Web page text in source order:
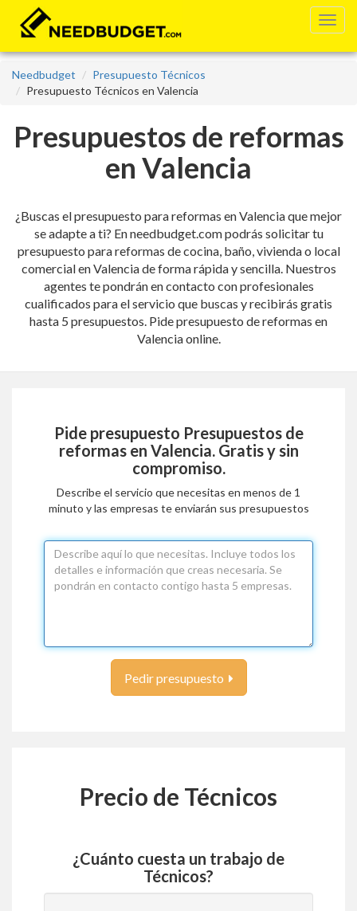
Needbudget
Presupuesto Técnicos
Presupuesto Técnicos en Valencia
Presupuestos de reformas
en Valencia
¿Buscas el presupuesto para reformas en Valencia que mejor
se adapte a ti? En needbudget.com podrás solicitar tu
presupuesto para reformas de cocina, baño, vivienda o local
comercial en Valencia de forma rápida y sencilla. Nuestros
agentes te pondrán en contacto con profesionales
cualificados para el servicio que buscas y recibirás gratis
hasta 5 presupuestos. Pide presupuesto de reformas en
Valencia online.
Pide presupuesto Presupuestos de
reformas en Valencia. Gratis y sin
compromiso.
Describe el servicio que necesitas en menos de 1
minuto y las empresas te enviarán sus presupuestos
Pedir presupuesto
Precio de Técnicos
¿Cuánto cuesta un trabajo de
Técnicos?